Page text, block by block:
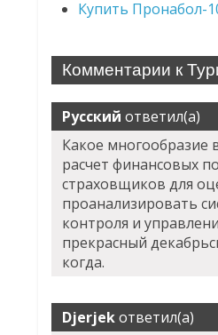
Купить Пронабол-
Комментарии к
Русский ответил(а)
Какое многообразие
расчет финансовых
страховщиков для
проанализировать
контроля и
прекрасный
когда.
Djerjekответил(а)